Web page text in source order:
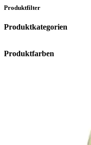
Produktfilter
Produktkategorien
Produktfarben